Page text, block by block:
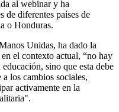
al webinar y ha
de diferentes países de
o Honduras.
Unidas, ha dado la
el contexto actual, “no hay
sino que esta debe
a los cambios sociales,
activamente en la